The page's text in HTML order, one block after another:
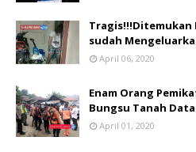
sudah
April 06, 2020
Enam Orang
Bungsu Tanah
April 01, 2020